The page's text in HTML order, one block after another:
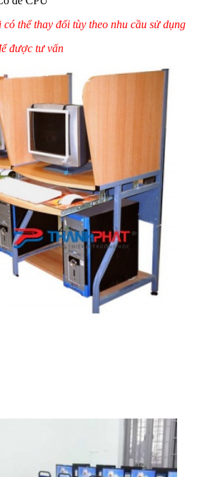
thể thay đổi tùy theo nhu cầu sử dụng
được tư vấn